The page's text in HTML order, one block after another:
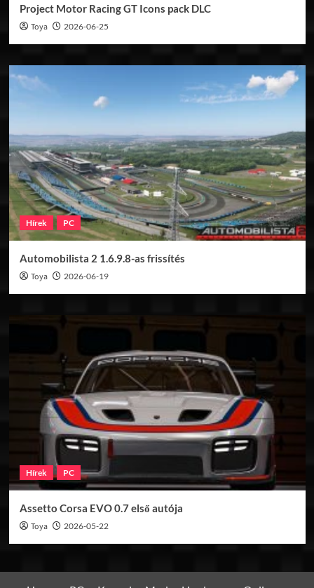
Project Motor Racing GT Icons pack DLC
Toya 2026-06-25
Hírek PC
Automobilista 2 1.6.9.8-as frissítés
Toya 2026-06-19
Hírek PC
Assetto Corsa EVO 0.7 első autója
Toya 2026-05-22